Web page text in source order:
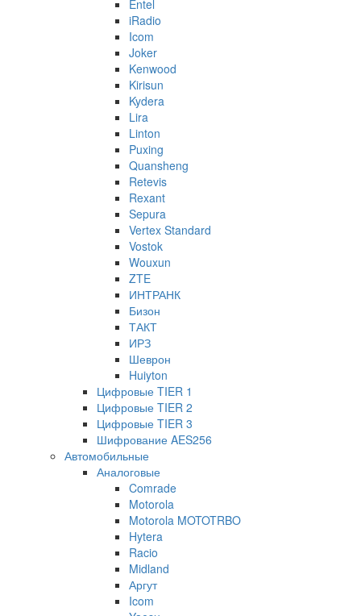
Entel
iRadio
Icom
Joker
Kenwood
Kirisun
Kydera
Lira
Linton
Puxing
Quansheng
Retevis
Rexant
Sepura
Vertex Standard
Vostok
Wouxun
ZTE
ИНТРАНК
Бизон
ТАКТ
ИРЗ
Шеврон
Huiyton
Цифровые TIER 1
Цифровые TIER 2
Цифровые TIER 3
Шифрование AES256
Автомобильные
Аналоговые
Comrade
Motorola
Motorola MOTOTRBO
Hytera
Racio
Midland
Аргут
Icom